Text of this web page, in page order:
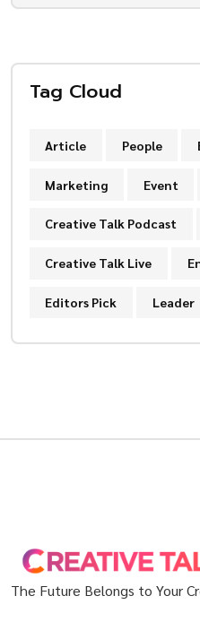
Tag Cloud
Article People
Marketing Event
Creative Talk Podcast
Creative Talk Live
Editors Pick Leader
The Future Belongs to Your